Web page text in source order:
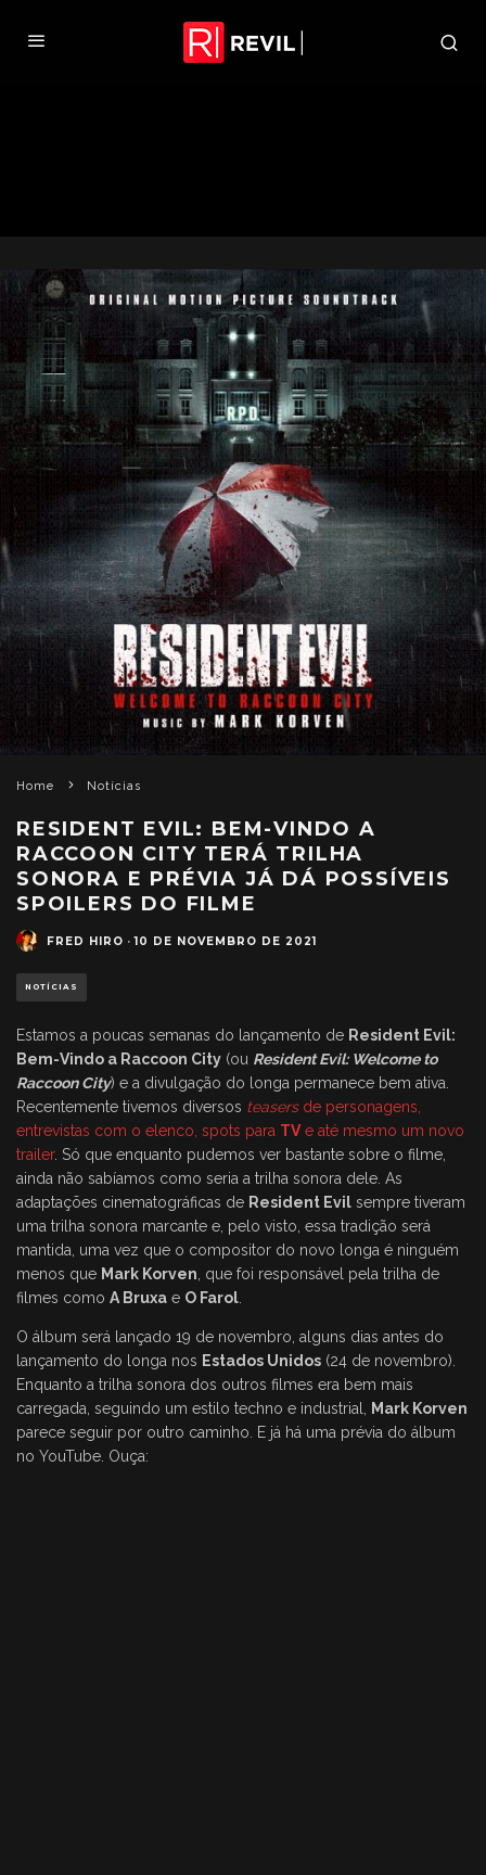
Home Notícias
RESIDENT EVIL: BEM-VINDO A
RACCOON CITY TERÁ TRILHA
SONORA E PRÉVIA JÁ DÁ POSSÍVEIS
SPOILERS DO FILME
FRED HIRO · 10 DE NOVEMBRO DE 2021
NOTÍCIAS
Estamos a poucas semanas do lançamento de Resident Evil:
Bem-Vindo a Raccoon City (ou Resident Evil: Welcome to
Raccoon City) e a divulgação do longa permanece bem ativa.
Recentemente tivemos diversos teasersde personagens,
entrevistas com o elenco, spots para TVe até mesmo um novo
trailer. Só que enquanto pudemos ver bastante sobre o filme,
ainda não sabíamos como seria a trilha sonora dele. As
adaptações cinematográficas de Resident Evil sempre tiveram
uma trilha sonora marcante e, pelo visto, essa tradição será
mantida, uma vez que o compositor do novo longa é ninguém
menos que Mark Korven , que foi responsável pela trilha de
filmes como A Bruxa e O Farol
O álbum será lançado 19 de novembro, alguns dias antes do
lançamento do longa nos Estados Unidos (24 de novembro).
Enquanto a trilha sonora dos outros filmes era bem mais
carregada, seguindo um estilo techno e industrial,
Mark Korven
parece seguir por outro caminho. E já há uma prévia do álbum
no YouTube. Ouça: